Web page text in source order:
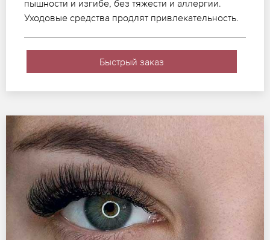
пышности и изгибе, без тяжести и аллергии.
Уходовые средства продлят привлекательность.
Быстрый заказ